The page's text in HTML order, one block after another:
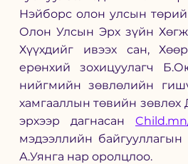
Нэйборс олон улсын
Олон Улсын Эрх зүйн
Хүүхдийг ивээх сан,
ерөнхий зохицуулагч
нийгмийн зөвлөлийн
хамгааллын төвийн зөвлөх
эрхээр дагнасан
мэдээллийн байгууллагын
А.Уянга нар оролцлоо.